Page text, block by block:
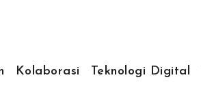
Kolaborasi Teknologi Digital